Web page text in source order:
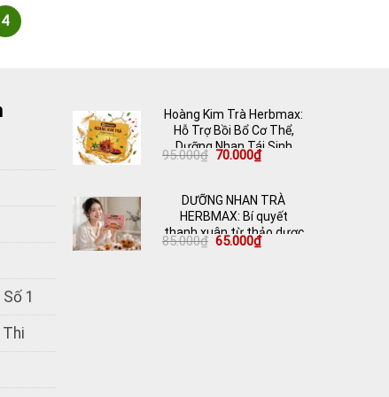
4
1
Thi
Hoàng Kim Trà Herbmax:
Hỗ Trợ Bồi Bổ Cơ Thể,
Dưỡng Nhan Tái Sinh
95.000₫ Giá
95.000₫.
70.000₫Giá
hiện
là:
70.000₫.
DƯỠNG NHAN TRÀ
HERBMAX: Bí quyết
thanh xuân từ thảo dược
thiên nhiên
85.000₫ Giá
65.000₫Giá
hiện